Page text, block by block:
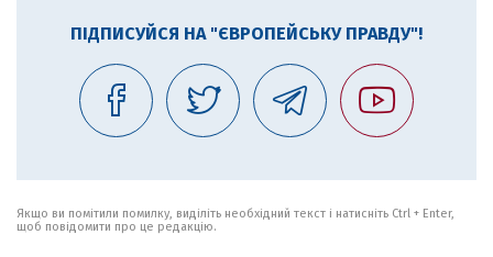
ПІДПИСУЙСЯ НА "ЄВРОПЕЙСЬКУ ПРАВДУ"!
Якщо ви помітили помилку, виділіть необхідний текст і натисніть Ctrl + Enter,
щоб повідомити про це редакцію.